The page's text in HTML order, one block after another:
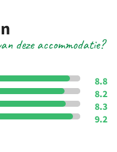
deze accommodatie?
8.8
8.2
8.3
9.2